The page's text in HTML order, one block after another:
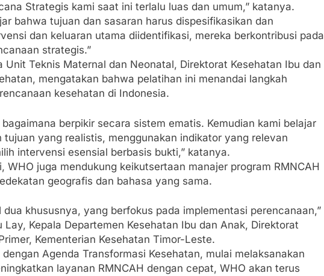
Strategis kami saat ini terlalu luas dan umum,” katanya.
bahwa tujuan dan sasaran harus dispesifikasikan dan
dan keluaran utama diidentifikasi, mereka berkontribusi pada
strategis.”
Unit Teknis Maternal dan Neonatal, Direktorat Kesehatan Ibu dan
mengatakan bahwa pelatihan ini menandai langkah
kesehatan di Indonesia.
berpikir secara sistem ematis. Kemudian kami belajar
tujuan yang realistis, menggunakan indikator yang relevan
intervensi esensial berbasis bukti,” katanya.
WHO juga mendukung keikutsertaan manajer program RMNCAH
geografis dan bahasa yang sama.
khususnya, yang berfokus pada implementasi perencanaan,”
Kepala Departemen Kesehatan Ibu dan Anak, Direktorat
Kementerian Kesehatan Timor-Leste.
Agenda Transformasi Kesehatan, mulai melaksanakan
layanan RMNCAH dengan cepat, WHO akan terus